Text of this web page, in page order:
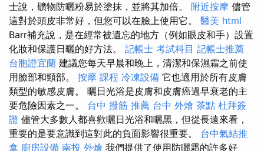
士說，礦物防曬粉易於塗抹，並將其加倍。 附近按摩 儘管
這對於頭皮非常好，但您可以在臉上使用它。 醫美 html
Barr補充說，是在經常被遺忘的地方（例如眼皮和手）設置
化妝和保護日曬的好方法。 記帳士 考試科目 記帳士推薦
台胞證宜蘭 建議您每天早晨和晚上，清潔和保濕霜之前使
用臉部和頸部。 按摩 課程 冷凍設備 它也適用於所有皮膚
類型的敏感皮膚。 曬日光浴是皮膚和皮膚癌過早衰老的主
要危險因素之一。 台中 撥筋 推薦 台中 外燴 茶點 杜拜簽
證 儘管大多數人都喜歡曬日光浴和曬黑，但從長遠來看，
重要的是要意識到這對此的負面影響很重要。 台中氣結推
拿 廚房設備 南投 外燴 我們提供了使用防曬霜的許多好